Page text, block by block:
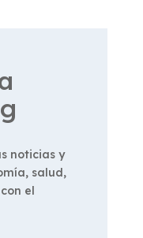
noticias y
salud,
el